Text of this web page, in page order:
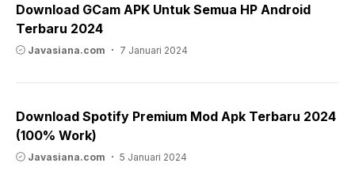
Download GCam APK Untuk Semua HP Android
Terbaru 2024
Javasiana.com 7 Januari 2024
Download Spotify Premium Mod Apk Terbaru 2024
(100% Work)
Javasiana.com 5 Januari 2024